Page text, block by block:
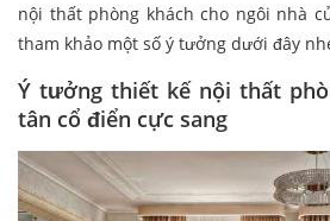
nội thất phòng khách cho ngôi nhà
tham khảo một số ý tưởng dưới đây
Ý tưởng thiết kế nội thất
tân cổ điển cực sang